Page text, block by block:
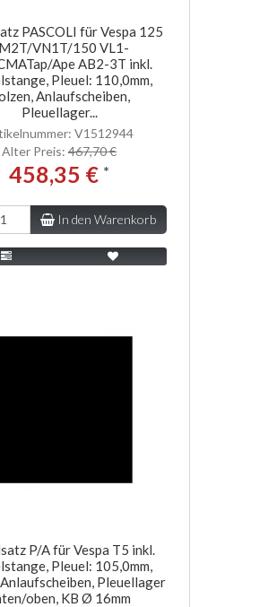
PASCOLI für Vespa 125
VN1T/150 VL1-
Ape AB2-3T inkl.
Pleuel: 110,0mm,
Anlaufscheiben,
Pleuellager...
V1512944
Alter Preis:467,70 €
458,35 € *
In den Warenkorb
P/A für Vespa T5 inkl.
Pleuel: 105,0mm,
Pleuellager
oben, KB Ø 16mm